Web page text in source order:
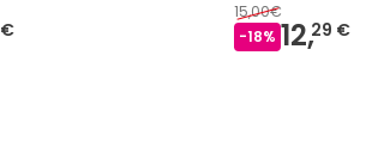
15,00€
-18% 12,29 €